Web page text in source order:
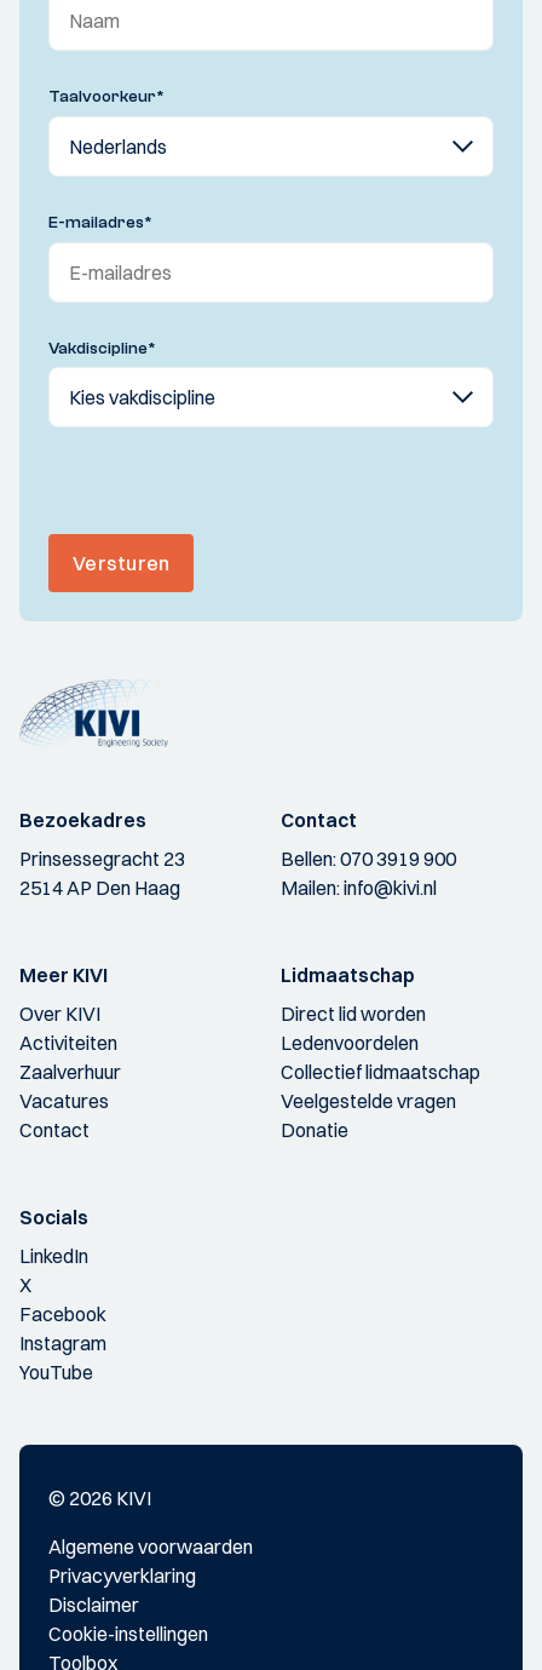
Taalvoorkeur*
E-mailadres*
Vakdiscipline*
Versturen
Bezoekadres
Prinsessegracht 23
2514 AP Den Haag
Contact
Bellen:070 3919 900
Mailen:info@kivi.nl
Meer KIVI
Over KIVI
Activiteiten
Zaalverhuur
Vacatures
Contact
Lidmaatschap
Direct lid worden
Ledenvoordelen
Collectief lidmaatschap
Veelgestelde vragen
Donatie
Socials
LinkedIn
X
Facebook
Instagram
YouTube
© 2026 KIVI
Algemene voorwaarden
Privacyverklaring
Disclaimer
Cookie-instellingen
Toolbox